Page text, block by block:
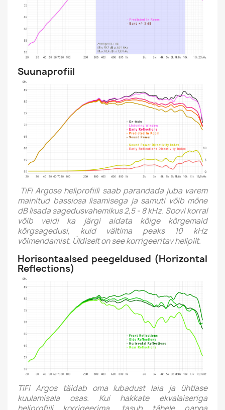
Suunaprofiil
TiFi Argose heliprofiili saab parandada juba varem
mainitud bassiosa lisamisega ja samuti võib mõne
dB lisada sagedusvahemikus 2,5 - 8 kHz. Soovi korral
võib veidi ka järgi aidata kõige kõrgemaid
kõrgsagedusi, kuid vältima peaks 10 kHz
võimendamist. Üldiselt on see korrigeeritav helipilt.
Horisontaalsed peegeldused (Horizontal
Reflections)
TiFi Argos täidab oma lubadust laia ja ühtlase
kuulamisala osas. Kui hakkate ekvalaiseriga